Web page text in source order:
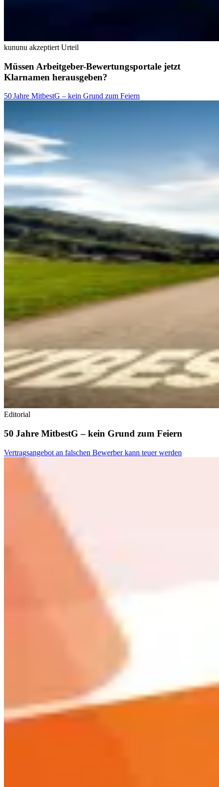
kununu akzeptiert Urteil
Müssen Arbeitgeber-Bewertungsportale jetzt
Klarnamen herausgeben?
50 Jahre MitbestG – kein Grund zum Feiern
Editorial
50 Jahre MitbestG – kein Grund zum Feiern
Vertragsangebot an falschen Bewerber kann teuer werden